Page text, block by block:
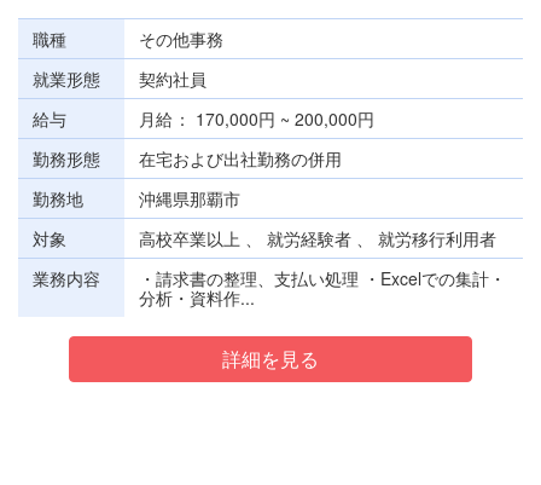
職種
その他事務
就業形態
契約社員
給与
月給
170,000円 ~ 200,000円
勤務形態
在宅および出社勤務の併用
勤務地
沖縄県那覇市
対象
高校卒業以上 、 就労経験者 、 就労移行利用者
業務内容
・請求書の整理、支払い処理 ・Excelでの集計・
分析・資料作...
詳細を見る